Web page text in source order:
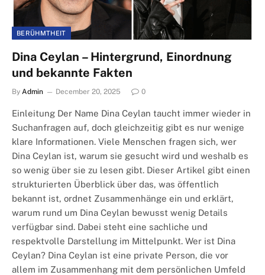
BERÜHMTHEIT
Dina Ceylan – Hintergrund, Einordnung
und bekannte Fakten
By Admin December 20, 2025 0
Einleitung Der Name Dina Ceylan taucht immer wieder in
Suchanfragen auf, doch gleichzeitig gibt es nur wenige
klare Informationen. Viele Menschen fragen sich, wer
Dina Ceylan ist, warum sie gesucht wird und weshalb es
so wenig über sie zu lesen gibt. Dieser Artikel gibt einen
strukturierten Überblick über das, was öffentlich
bekannt ist, ordnet Zusammenhänge ein und erklärt,
warum rund um Dina Ceylan bewusst wenig Details
verfügbar sind. Dabei steht eine sachliche und
respektvolle Darstellung im Mittelpunkt. Wer ist Dina
Ceylan? Dina Ceylan ist eine private Person, die vor
allem im Zusammenhang mit dem persönlichen Umfeld